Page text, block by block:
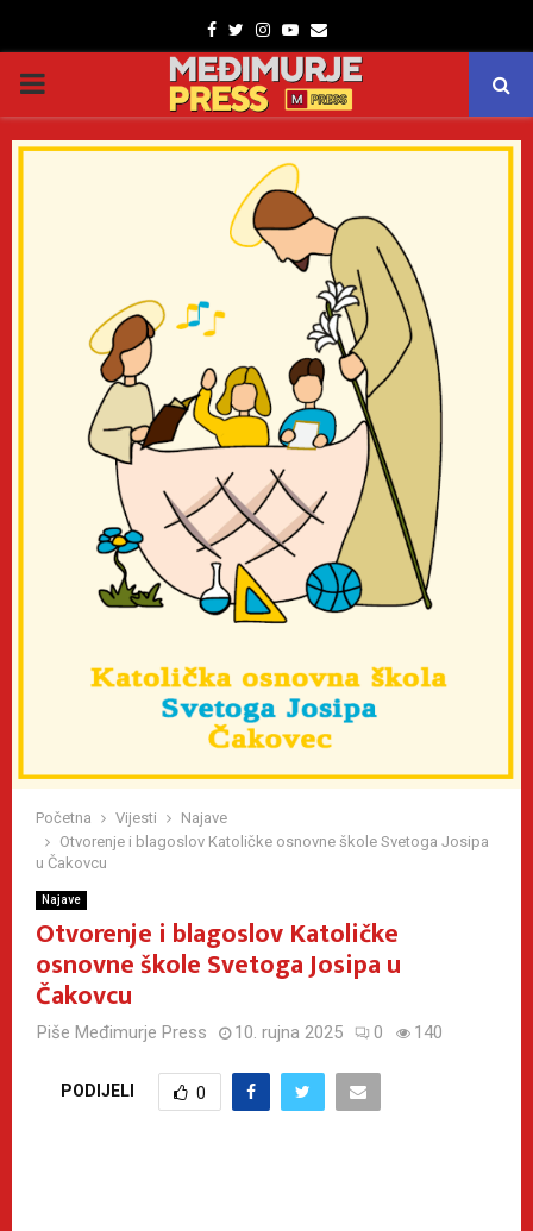
Facebook
TwitterInstagram
Youtube
Email
PRIMARY
MENU
Početna Vijesti
Najave
Otvorenje i blagoslov Katoličke osnovne škole Svetoga Josipa
u Čakovcu
Najave
Otvorenje i blagoslov Katoličke
osnovne škole Svetoga Josipa u
Čakovcu
Piše Međimurje Press 10. rujna 2025 0 140
PODIJELI 0